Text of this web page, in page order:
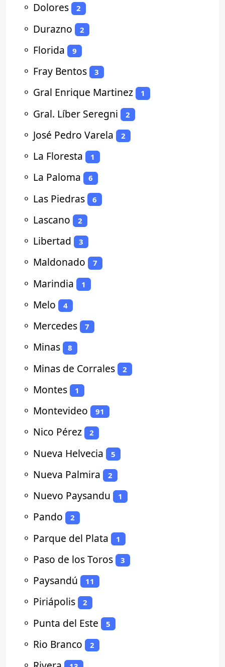
⚬ Dolores 2
⚬ Durazno 2
⚬ Florida 9
⚬ Fray Bentos 3
⚬ Gral Enrique Martinez 1
⚬ Gral. Líber Seregni 2
⚬ José Pedro Varela 2
⚬ La Floresta 1
⚬ La Paloma 6
⚬ Las Piedras 6
⚬ Lascano 2
⚬ Libertad 3
⚬ Maldonado 7
⚬ Marindia 1
⚬ Melo 4
⚬ Mercedes 7
⚬ Minas 8
⚬ Minas de Corrales 2
⚬ Montes 1
⚬ Montevideo 91
⚬ Nico Pérez 2
⚬ Nueva Helvecia 5
⚬ Nueva Palmira 2
⚬ Nuevo Paysandu 1
⚬ Pando 2
⚬ Parque del Plata 1
⚬ Paso de los Toros 3
⚬ Paysandú 11
⚬ Piriápolis 2
⚬ Punta del Este 5
⚬ Rio Branco 2